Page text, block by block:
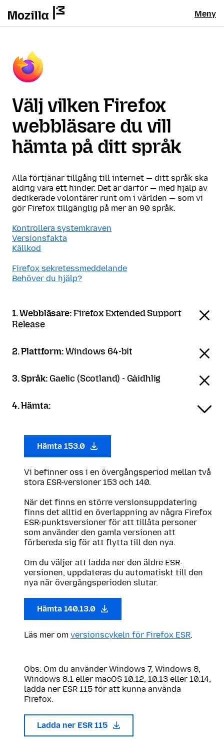
Meny
Välj vilken Firefox
webbläsare du vill
hämta på ditt språk
Alla förtjänar tillgång till internet — ditt språk ska
aldrig vara ett hinder. Det är därför — med hjälp av
dedikerade volontärer runt om i världen — som vi
gör Firefox tillgänglig på mer än 90 språk.
Kontrollera systemkraven
Versionsfakta
Källkod
Firefox sekretessmeddelande
Behöver du hjälp?
1. Webbläsare:Firefox Extended Support
Release
2. Plattform:Windows 64-bit
3. Språk: Gaelic (Scotland) - Gàidhlig
4. Hämta:
Hämta 153.0
Vi befinner oss i en övergångsperiod mellan två
stora ESR-versioner 153 och 140.
När det finns en större versionsuppdatering
finns det alltid en överlappning av några Firefox
ESR-punktsversioner för att tillåta personer
som använder den gamla versionen att
förbereda sig för att flytta till den nya.
Om du väljer att ladda ner den äldre ESR-
versionen, uppdateras du automatiskt till den
nya när övergångsperioden slutar.
Hämta 140.13.0
Läs mer om versionscykeln för Firefox ESR.
Obs: Om du använder Windows 7, Windows 8,
Windows 8.1 eller macOS 10.12, 10.13 eller 10.14,
ladda ner ESR 115 för att kunna använda
Firefox.
Ladda ner ESR 115